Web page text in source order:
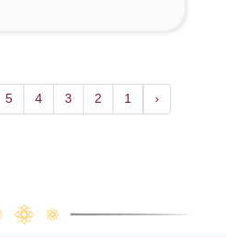
‹
1
2
3
4
5